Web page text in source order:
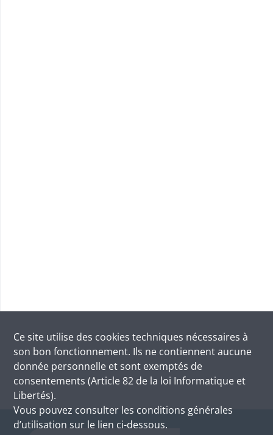
Ce site utilise des cookies techniques nécessaires à
son bon fonctionnement. Ils ne contiennent aucune
donnée personnelle et sont exemptés de
consentements (Article 82 de la loi Informatique et
Libertés).
Vous pouvez consulter les conditions générales
d’utilisation sur le lien ci-dessous.